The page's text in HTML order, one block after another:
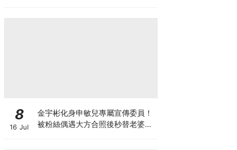
8
16 Jul
金宇彬化身申敏兒專屬宣傳委員！
被粉絲偶遇大方合照後秒替老婆宣